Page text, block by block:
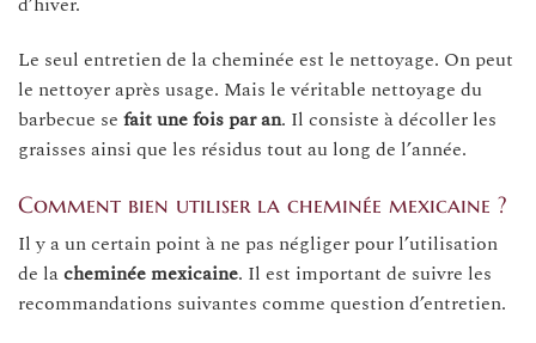
Le seul entretien de la cheminée est le nettoyage. On peut
le nettoyer après usage. Mais le véritable nettoyage du
barbecue se fait une fois par an. Il consiste à décoller les
graisses ainsi que les résidus tout au long de l’année.
Comment bien utiliser la cheminée mexicaine ?
Il y a un certain point à ne pas négliger pour l’utilisation
de lacheminée mexicaine. Il est important de suivre les
recommandations suivantes comme question d’entretien.